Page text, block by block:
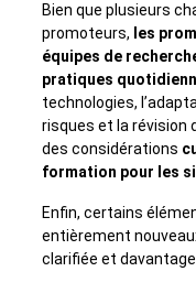
Bien que plusieurs
promoteurs, les
équipes de
pratiques
technologies,
risques et la révision
des considérations
formation pour les
Enfin, certains
entièrement
clarifiée et